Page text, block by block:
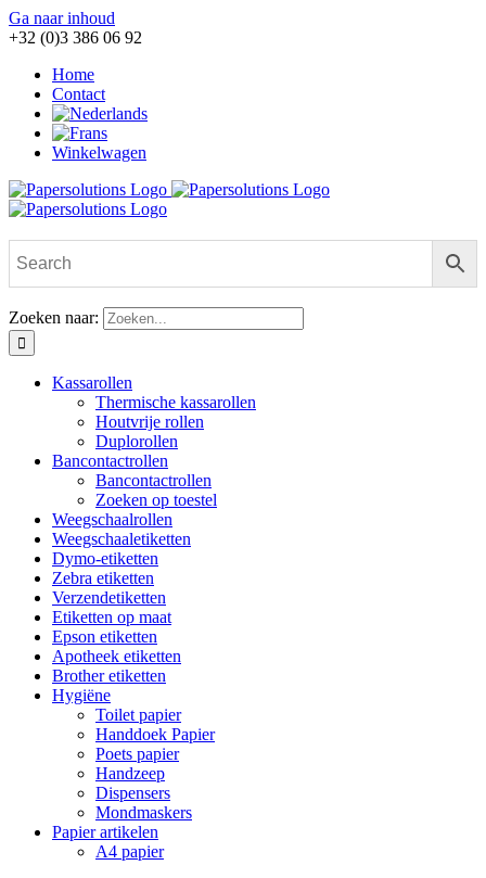
Ga naar inhoud
+32 (0)3 386 06 92
Home
Contact
Winkelwagen
Zoeken naar:
Kassarollen
Thermische kassarollen
Houtvrije rollen
Duplorollen
Bancontactrollen
Bancontactrollen
Zoeken op toestel
Weegschaalrollen
Weegschaaletiketten
Dymo-etiketten
Zebra etiketten
Verzendetiketten
Etiketten op maat
Epson etiketten
Apotheek etiketten
Brother etiketten
Hygiëne
Toilet papier
Handdoek Papier
Poets papier
Handzeep
Dispensers
Mondmaskers
Papier artikelen
A4 papier